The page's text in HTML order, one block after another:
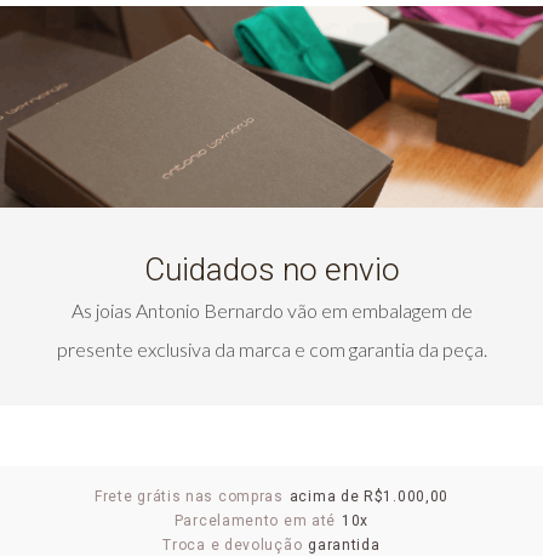
Cuidados no envio
As joias Antonio Bernardo vão em embalagem de
presente exclusiva da marca e com garantia da peça.
Frete grátis nas compras acima de R$1.000,00
Parcelamento em até 10x
Troca e devolução garantida